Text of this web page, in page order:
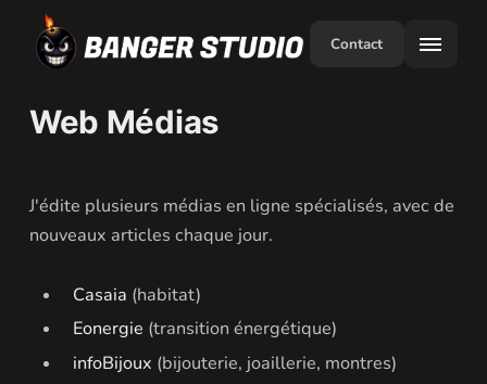
Contact
Web Médias
J'édite plusieurs médias en ligne spécialisés, avec de
nouveaux articles chaque jour.
Casaia (habitat)
Eonergie (transition énergétique)
infoBijoux (bijouterie, joaillerie, montres)